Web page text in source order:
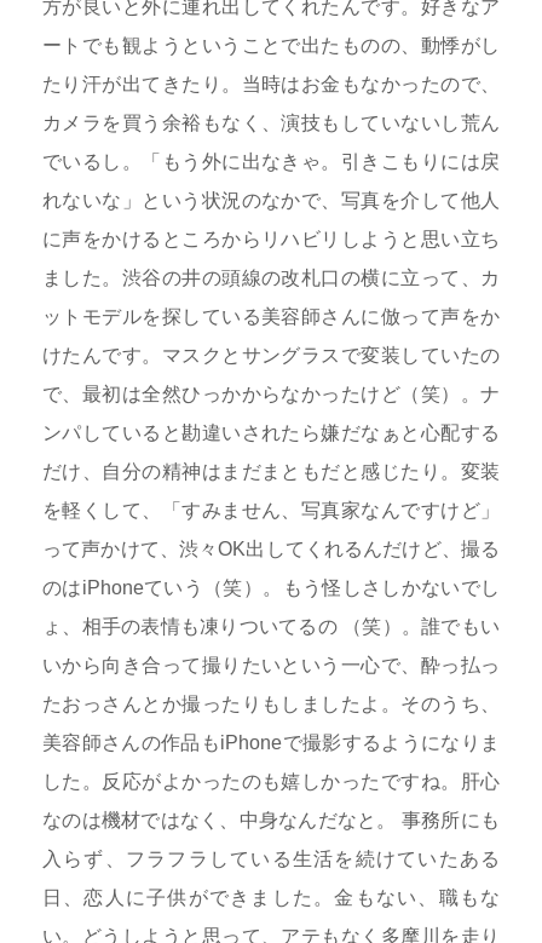
方が良いと外に連れ出してくれたんです。好きなア
ートでも観ようということで出たものの、動悸がし
たり汗が出てきたり。当時はお金もなかったので、
カメラを買う余裕もなく、演技もしていないし荒ん
でいるし。「もう外に出なきゃ。引きこもりには戻
れないな」という状況のなかで、写真を介して他人
に声をかけるところからリハビリしようと思い立ち
ました。渋谷の井の頭線の改札口の横に立って、カ
ットモデルを探している美容師さんに倣って声をか
けたんです。マスクとサングラスで変装していたの
で、最初は全然ひっかからなかったけど（笑）。ナ
ンパしていると勘違いされたら嫌だなぁと心配する
だけ、自分の精神はまだまともだと感じたり。変装
を軽くして、「すみません、写真家なんですけど」
って声かけて、渋々OK出してくれるんだけど、撮る
のはiPhoneていう（笑）。もう怪しさしかないでし
ょ、相手の表情も凍りついてるの （笑）。誰でもい
いから向き合って撮りたいという一心で、酔っ払っ
たおっさんとか撮ったりもしましたよ。そのうち、
美容師さんの作品もiPhoneで撮影するようになりま
した。反応がよかったのも嬉しかったですね。肝心
なのは機材ではなく、中身なんだなと。 事務所にも
入らず、フラフラしている生活を続けていたある
日、恋人に子供ができました。金もない、職もな
い。どうしようと思って、アテもなく多摩川を走り